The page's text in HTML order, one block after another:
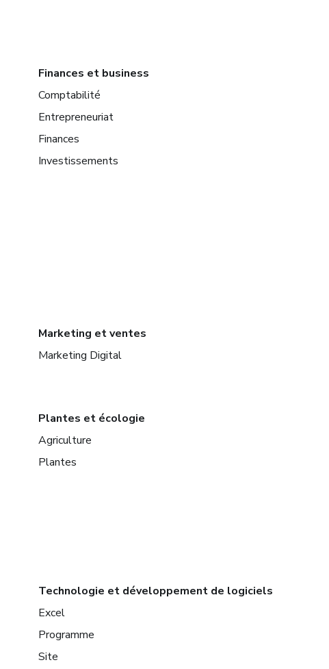
Finances et business
Comptabilité
Entrepreneuriat
Finances
Investissements
Marketing et ventes
Marketing Digital
Plantes et écologie
Agriculture
Plantes
Technologie et développement de logiciels
Excel
Programme
Site